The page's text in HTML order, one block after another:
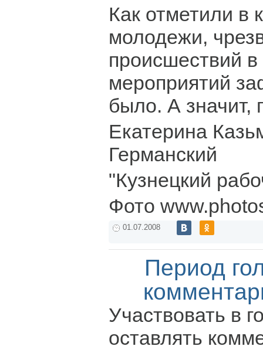
Как отметили в
молодежи,
происшествий в
мероприятий
было. А значит,
Екатерина
Германский
"Кузнецкий
Фото
01.07.2008
Период
Участвовать в
оставлять